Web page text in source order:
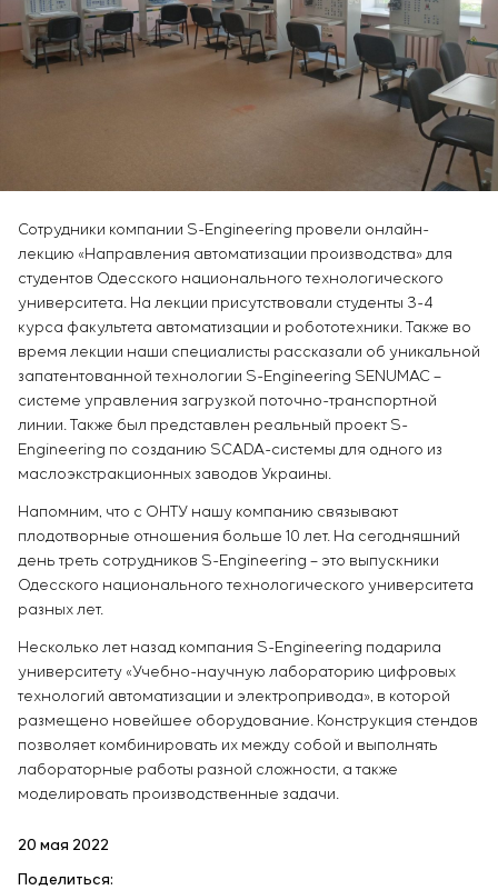
заказчика
Сервисное обслуживание
Управление проектами
управления
Разработка специальных алгоритмов
Разработка систем управления
Энергоаудит
Инфраструктура
Химическая промышленность
Цементная промышленность
Вакансии
Стажировка
Ветеранам
КОНТАКТЫ
Сотрудники компании S-Engineering провели онлайн-
лекцию «Направления автоматизации производства» для
студентов Одесского национального технологического
университета. На лекции присутствовали студенты 3-4
курса факультета автоматизации и робототехники. Также во
время лекции наши специалисты рассказали об уникальной
запатентованной технологии S-Engineering SENUMAC –
системе управления загрузкой поточно-транспортной
линии. Также был представлен реальный проект S-
Engineering по созданию SCADA-системы для одного из
маслоэкстракционных заводов Украины.
Напомним, что с ОНТУ нашу компанию связывают
плодотворные отношения больше 10 лет. На сегодняшний
день треть сотрудников S-Engineering – это выпускники
Одесского национального технологического университета
разных лет.
Несколько лет назад компания S-Engineering подарила
университету «Учебно-научную лабораторию цифровых
технологий автоматизации и электропривода», в которой
размещено новейшее оборудование. Конструкция стендов
позволяет комбинировать их между собой и выполнять
лабораторные работы разной сложности, а также
моделировать производственные задачи.
20 мая 2022
Поделиться: